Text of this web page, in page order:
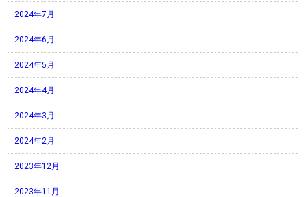
2024年7月
2024年6月
2024年5月
2024年4月
2024年3月
2024年2月
2023年12月
2023年11月